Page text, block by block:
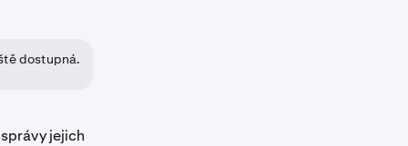
dostupná.
jejich